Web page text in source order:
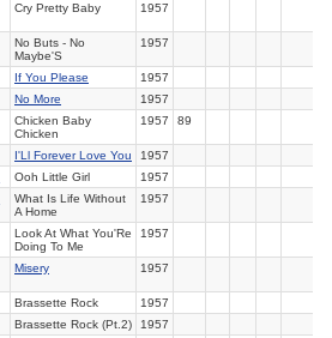
Cry Pretty Baby 1957
No Buts - No
Maybe'S
1957
If You Please
1957
No More
1957
Chicken Baby
Chicken
1957 89
I'Ll Forever Love You
1957
Ooh Little Girl
1957
What Is Life Without
A Home
1957
Look At What You'Re
Doing To Me
1957
Misery 1957
Brassette Rock
1957
Brassette Rock (Pt.2)
1957